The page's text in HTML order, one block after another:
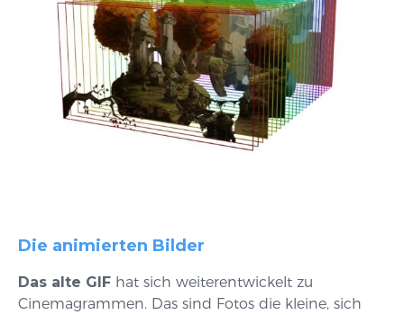
Die animierten Bilder
Das alte GIF hat sich weiterentwickelt zu
Cinemagrammen. Das sind Fotos die kleine, sich